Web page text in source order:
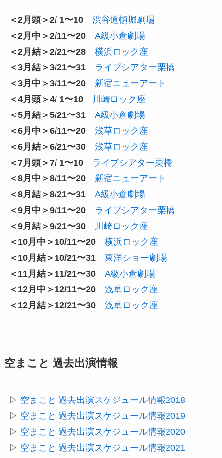
＜2月頭＞2/ 1〜10
渋谷道頓堀劇場
＜2月中＞2/11〜20
A級小倉劇場
＜2月結＞2/21〜28
横浜ロック座
＜3月結＞3/21〜31
ライブシアター栗橋
＜3月中＞3/11〜20
新宿ニューアート
＜4月頭＞4/ 1〜10
川崎ロック座
＜5月結＞5/21〜31
A級小倉劇場
＜6月中＞6/11〜20
浅草ロック座
＜6月結＞6/21〜30
浅草ロック座
＜7月頭＞7/ 1〜10
ライブシアター栗橋
＜8月中＞8/11〜20
新宿ニューアート
＜8月結＞8/21〜31
A級小倉劇場
＜9月中＞9/11〜20
ライブシアター栗橋
＜9月結＞9/21〜30
川崎ロック座
＜10月中＞10/11〜20
横浜ロック座
＜10月結＞10/21〜31
東洋ショー劇場
＜11月結＞11/21〜30
A級小倉劇場
＜12月中＞12/11〜20
浅草ロック座
＜12月結＞12/21〜30
浅草ロック座
空まこと 過去出演情報
▷ 空まこと 過去出演スケジュール情報2018
▷ 空まこと 過去出演スケジュール情報2019
▷ 空まこと 過去出演スケジュール情報2020
▷ 空まこと 過去出演スケジュール情報2021